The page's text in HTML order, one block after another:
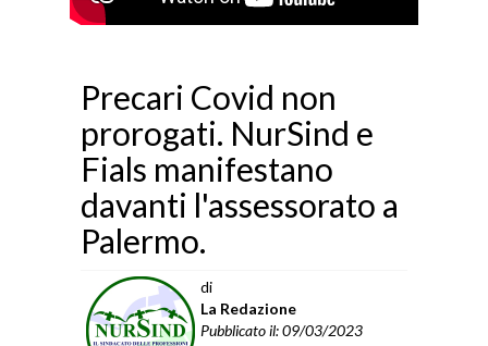
Precari Covid non
prorogati. NurSind e
Fials manifestano
davanti l'assessorato a
Palermo.
di
La Redazione
Pubblicato il: 09/03/2023